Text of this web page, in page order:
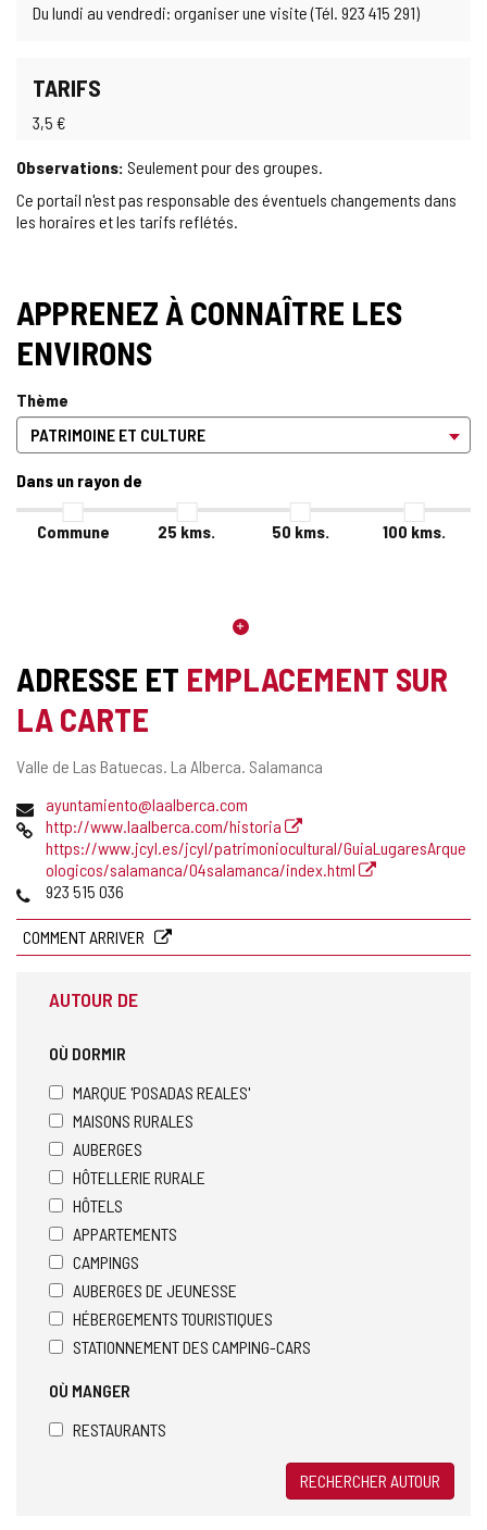
Du lundi au vendredi: organiser une visite (Tél. 923 415 291)
TARIFS
3,5 €
Observations: Seulement pour des groupes.
Ce portail n'est pas responsable des éventuels changements dans
les horaires et les tarifs reflétés.
APPRENEZ À CONNAÎTRE LES
ENVIRONS
Thème
Dans un rayon de
Commune 25 kms. 50 kms. 100 kms.
ADRESSE ET EMPLACEMENT SUR
LA CARTE
Adresse
Valle de Las Batuecas. La Alberca. Salamanca
Adresse
de
courrier
électronique
ayuntamiento@laalberca.com
Page
Web
http://www.laalberca.com/historia
https://www.jcyl.es/jcyl/patrimoniocultural/GuiaLugaresArque
ologicos/salamanca/04salamanca/index.html
Téléphones
923 515 036
COMMENT ARRIVER
AUTOUR DE
OÙ DORMIR
MARQUE 'POSADAS REALES'
MAISONS RURALES
AUBERGES
HÔTELLERIE RURALE
HÔTELS
APPARTEMENTS
CAMPINGS
AUBERGES DE JEUNESSE
HÉBERGEMENTS TOURISTIQUES
STATIONNEMENT DES CAMPING-CARS
OÙ MANGER
RESTAURANTS
RECHERCHER AUTOUR